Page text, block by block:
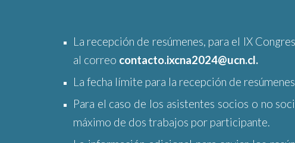
La recepción de resúmenes, para el IX
al correo contacto.ixcna2024@ucn.cl.
La fecha límite para la recepción de
Para el caso de los asistentes socios o no s
máximo de dos trabajos por participante.